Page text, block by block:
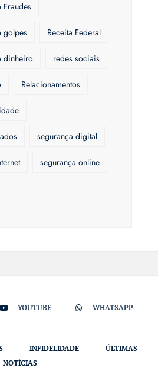
Fraudes
golpes Receita Federal
dinheiro redes sociais
Relacionamentos
segurança digital
segurança online
YOUTUBE WHATSAPP
INFIDELIDADE
ÚLTIMAS
NOTÍCIAS